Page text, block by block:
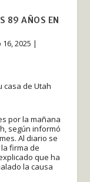
89 AÑOS EN
16, 2025 |
por la mañana
según informó
Al diario se
firma de
que ha
la causa